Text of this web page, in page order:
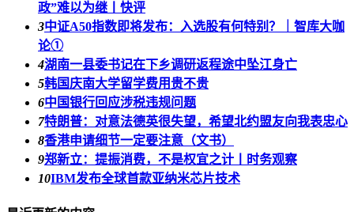
政”难以为继丨快评
3中证A50指数即将发布：入选股有何特别？｜智库大咖
论①
4湖南一县委书记在下乡调研返程途中坠江身亡
5韩国庆南大学留学费用贵不贵
6中国银行回应涉税违规问题
7特朗普：对意法德英很失望，希望北约盟友向我表忠心
8香港申请细节一定要注意（文书）
9郑新立：提振消费，不是权宜之计丨时务观察
10IBM发布全球首款亚纳米芯片技术